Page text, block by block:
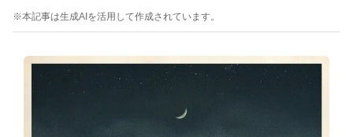
※本記事は生成AIを活用して作成されています。